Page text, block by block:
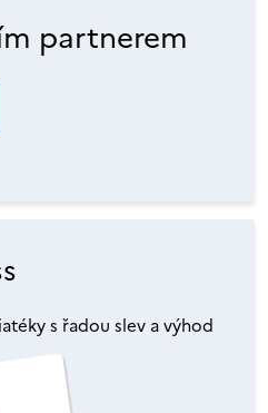
partnerem
s řadou slev a výhod